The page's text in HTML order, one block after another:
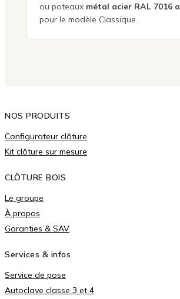
ou poteaux métal acier RAL 7016
pour le modèle Classique.
NOS PRODUITS
Configurateur clôture
Kit clôture sur mesure
CLÔTURE BOIS
Le groupe
À propos
Garanties & SAV
Services & infos
Service de pose
Autoclave classe 3 et 4